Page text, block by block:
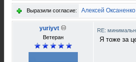
Выразили согласие: Алексей Оксаненко
yuriyvt
Ветеран
RE:
Я тоже за